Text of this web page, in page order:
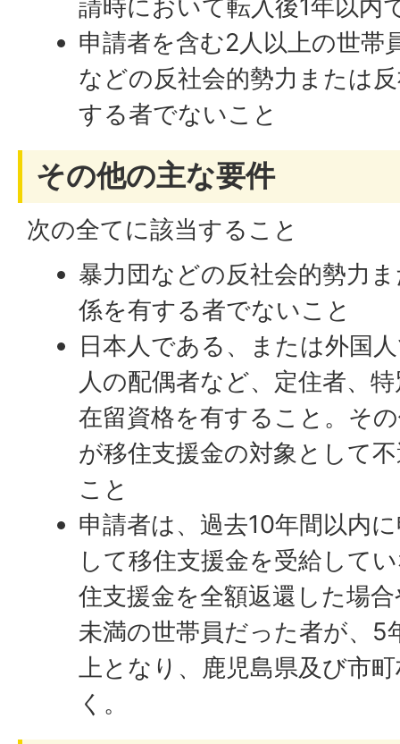
請時において転入後1年以内
申請者を含む2人以上の世帯
などの反社会的勢力または
する者でないこと
その他の主な要件
次の全てに該当すること
暴力団などの反社会的勢力
係を有する者でないこと
日本人である、または外国
人の配偶者など、定住者、
在留資格を有すること。そ
が移住支援金の対象として
こと
申請者は、過去10年間以内
して移住支援金を受給して
住支援金を全額返還した場
未満の世帯員だった者が、5
上となり、鹿児島県及び市
く。